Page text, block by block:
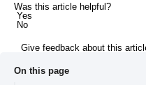
Was this article helpful?
Yes
No
Give feedback about this
On this page